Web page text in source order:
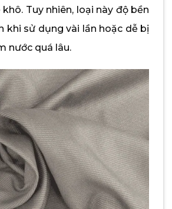
Tuy nhiên, loại này độ bền
khi sử dụng vài lần hoặc dễ bị
nước quá lâu.